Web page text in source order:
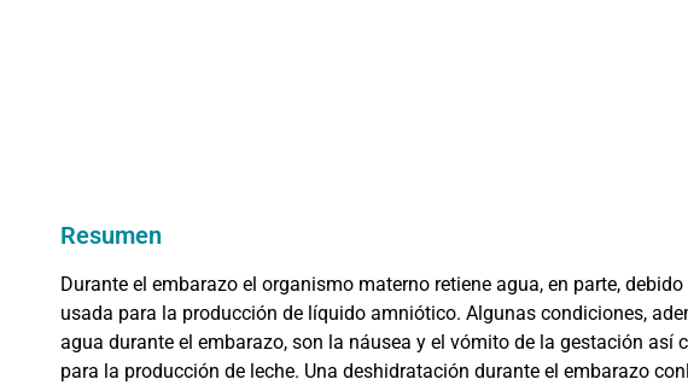
Resumen
Durante el embarazo el organismo materno retiene agua, en parte,
usada para la producción de líquido amniótico. Algunas condiciones,
agua durante el embarazo, son la náusea y el vómito de la gestación
para la producción de leche. Una deshidratación durante el embarazo